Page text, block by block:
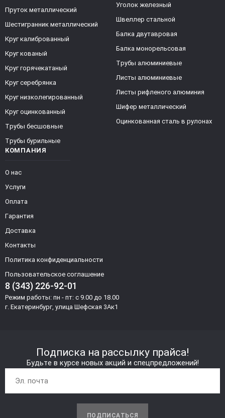
КОМПАНИЯ
О нас
Услуги
Оплата
Гарантия
Доставка
Контакты
Политика конфиденциальности
Пользовательское соглашение
8 (343) 226-92-01
Режим работы: пн - пт: с 9.00 до 18.00
г. Екатеринбург, улица Шефская 3Ак1
Пруток металлический
Шестигранник металлический
Круг калиброванный
Круг кованый
Круг горячекатаный
Круг серебрянка
Круг низколегированный
Круг оцинкованный
Трубы бесшовные
Трубы бурильные
Уголок железный
Швеллер стальной
Балка двутавровая
Балка монорельсовая
Трубы алюминиевые
Листы алюминиевые
Листы рифленого алюминия
Шифер металлический
Оцинкованная сталь в рулонах
Подписка на рассылку прайса!
Будьте в курсе новых акций и спецпредложений!
ПОДПИСАТЬСЯ